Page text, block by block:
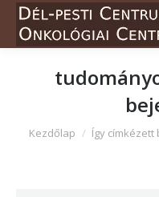
Itt vagy:
Kezdőlap Így